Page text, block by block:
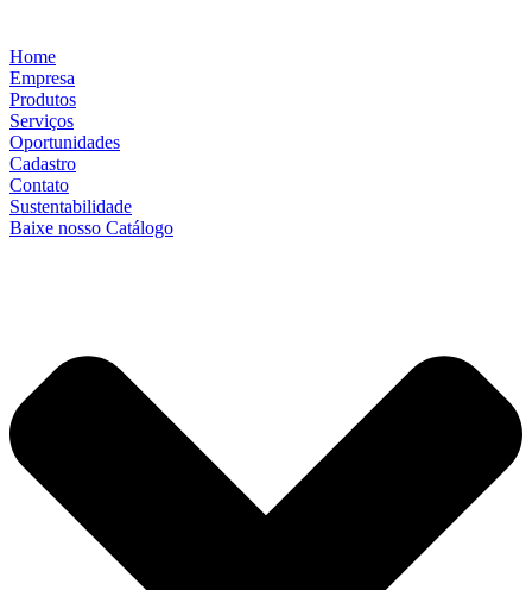
Home
Empresa
Produtos
Serviços
Oportunidades
Cadastro
Contato
Sustentabilidade
Baixe nosso Catálogo